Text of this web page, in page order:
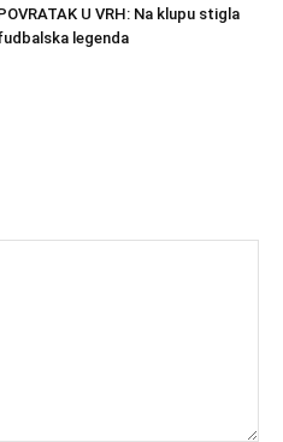
U VRH: Na klupu stigla
legenda